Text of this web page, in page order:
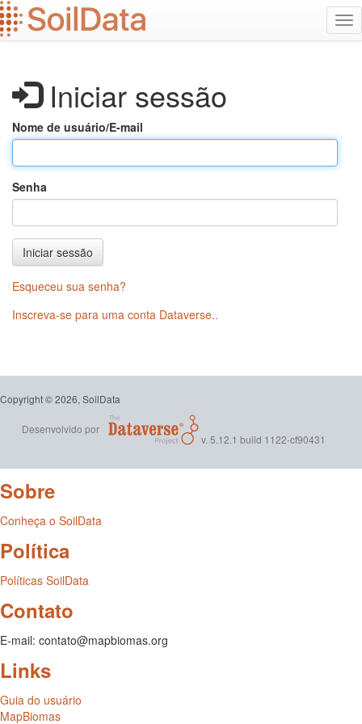
Ir
para
o
Iniciar sessão
Nome de usuário/E-mail
Senha
Iniciar sessão
Esqueceu sua senha?
Inscreva-se para uma conta Dataverse..
Copyright © 2026, SoilData
Desenvolvido por
v. 5.12.1 build 1122-cf90431
Sobre
Conheça o SoilData
Política
Políticas SoilData
Contato
E-mail: contato@mapbiomas.org
Links
Guia do usuário
MapBiomas